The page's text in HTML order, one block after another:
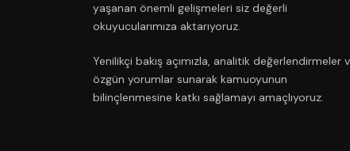
yaşanan önemli gelişmeleri siz değerli
okuyucularımıza aktarıyoruz.
Yenilikçi bakış açımızla, analitik değerlendirmeler
özgün yorumlar sunarak kamuoyunun
bilinçlenmesine katkı sağlamayı amaçlıyoruz.